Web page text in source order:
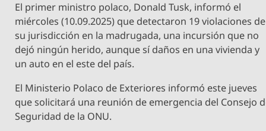
El primer ministro polaco, Donald Tusk, informó el
miércoles (10.09.2025) que detectaron 19 violaciones de
su jurisdicción en la madrugada, una incursión que no
dejó ningún herido, aunque sí daños en una vivienda y
un auto en el este del país.
El Ministerio Polaco de Exteriores informó este jueves
que solicitará una reunión de emergencia del Consejo
Seguridad de la ONU.